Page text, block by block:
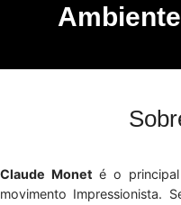
Claude Monet é o
movimento Impressionista.